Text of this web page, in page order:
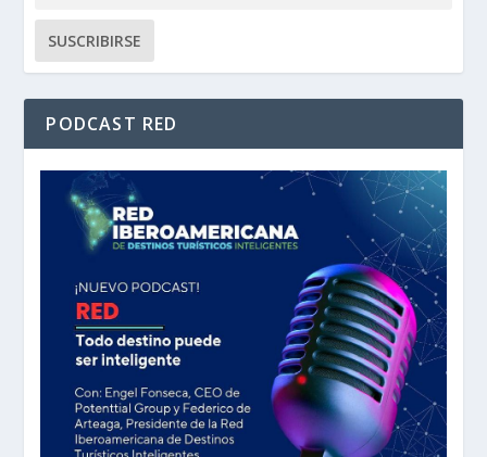
PODCAST RED